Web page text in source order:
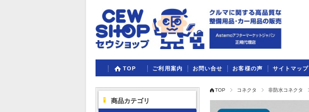
TOP ご利用案内 お問い合せ お客様の声 サイトマップ
TOP コネクタ 非防水コネクタ
商品カテゴリ